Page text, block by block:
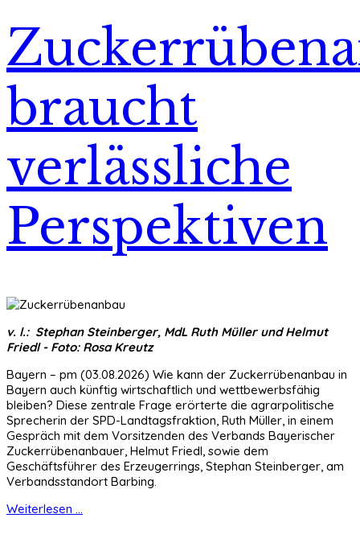
braucht
verlässliche
Perspektiven
v. l.: Stephan Steinberger, MdL Ruth Müller und Helmut
Friedl - Foto: Rosa Kreutz
Bayern – pm (03.08.2026) Wie kann der Zuckerrübenanbau in
Bayern auch künftig wirtschaftlich und wettbewerbsfähig
bleiben? Diese zentrale Frage erörterte die agrarpolitische
Sprecherin der SPD-Landtagsfraktion, Ruth Müller, in einem
Gespräch mit dem Vorsitzenden des Verbands Bayerischer
Zuckerrübenanbauer, Helmut Friedl, sowie dem
Geschäftsführer des Erzeugerrings, Stephan Steinberger, am
Verbandsstandort Barbing.
Weiterlesen ...